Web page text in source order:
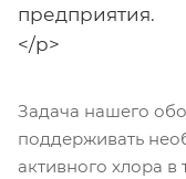
предприятия.
</p>
Задача нашего
поддерживать
активного хлора в